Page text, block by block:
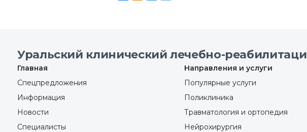
Уральский клинический лечебно-
Главная
Спецпредложения
Информация
Новости
Специалисты
Направления и услуги
Популярные услуги
Поликлиника
Травматология и ортопедия
Нейрохирургия